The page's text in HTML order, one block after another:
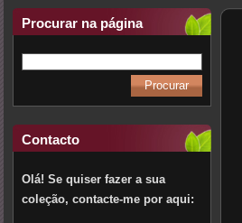
Procurar na página
Contacto
Olá! Se quiser fazer a sua
coleção, contacte-me por aqui: